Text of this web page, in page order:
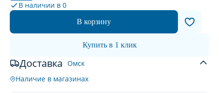
В наличии в 0
В корзину
Купить в 1 клик
Доставка Омск
Наличие в магазинах